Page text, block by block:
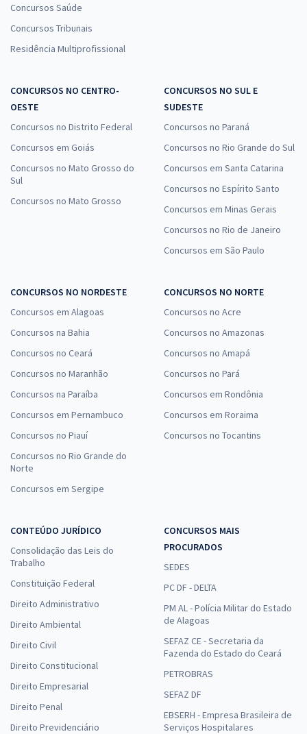
Concursos Saúde
Concursos Tribunais
Residência Multiprofissional
CONCURSOS NO CENTRO-
OESTE
Concursos no Distrito Federal
Concursos em Goiás
Concursos no Mato Grosso do
Sul
Concursos no Mato Grosso
CONCURSOS NO SUL E
SUDESTE
Concursos no Paraná
Concursos no Rio Grande do Sul
Concursos em Santa Catarina
Concursos no Espírito Santo
Concursos em Minas Gerais
Concursos no Rio de Janeiro
Concursos em São Paulo
CONCURSOS NO NORDESTE
Concursos em Alagoas
Concursos na Bahia
Concursos no Ceará
Concursos no Maranhão
Concursos na Paraíba
Concursos em Pernambuco
Concursos no Piauí
Concursos no Rio Grande do
Norte
Concursos em Sergipe
CONCURSOS NO NORTE
Concursos no Acre
Concursos no Amazonas
Concursos no Amapá
Concursos no Pará
Concursos em Rondônia
Concursos em Roraima
Concursos no Tocantins
CONTEÚDO JURÍDICO
Consolidação das Leis do
Trabalho
Constituição Federal
Direito Administrativo
Direito Ambiental
Direito Civil
Direito Constitucional
Direito Empresarial
Direito Penal
Direito Previdenciário
CONCURSOS MAIS
PROCURADOS
SEDES
PC DF - DELTA
PM AL - Polícia Militar do Estado
de Alagoas
SEFAZ CE - Secretaria da
Fazenda do Estado do Ceará
PETROBRAS
SEFAZ DF
EBSERH - Empresa Brasileira de
Serviços Hospitalares